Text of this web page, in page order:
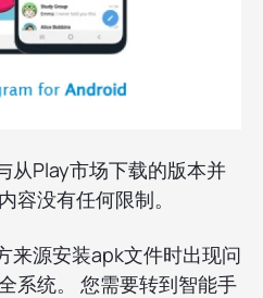
从Play市场下载的版本并
容没有任何限制。
来源安装apk文件时出现问
系统。 您需要转到智能手